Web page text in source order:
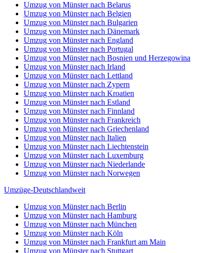
Umzug von Münster nach Belarus
Umzug von Münster nach Belgien
Umzug von Münster nach Bulgarien
Umzug von Münster nach Dänemark
Umzug von Münster nach England
Umzug von Münster nach Portugal
Umzug von Münster nach Bosnien und Herzegowina
Umzug von Münster nach Irland
Umzug von Münster nach Lettland
Umzug von Münster nach Zypern
Umzug von Münster nach Kroatien
Umzug von Münster nach Estland
Umzug von Münster nach Finnland
Umzug von Münster nach Frankreich
Umzug von Münster nach Griechenland
Umzug von Münster nach Italien
Umzug von Münster nach Liechtenstein
Umzug von Münster nach Luxemburg
Umzug von Münster nach Niederlande
Umzug von Münster nach Norwegen
Umzüge-Deutschlandweit
Umzug von Münster nach Berlin
Umzug von Münster nach Hamburg
Umzug von Münster nach München
Umzug von Münster nach Köln
Umzug von Münster nach Frankfurt am Main
Umzug von Münster nach Stuttgart